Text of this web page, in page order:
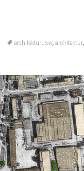
architekturusw,architektur,